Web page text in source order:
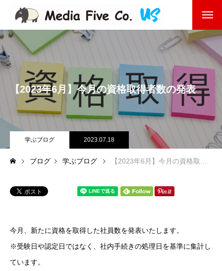
企業を知る About
企業理念
代表挨拶
会社沿革
会社概要
東京オフィス
福岡オフィス
SI事業
【2023年6月】今月の資格取得者数の発表
学ぶブログ 2023.07.18
ブログ 学ぶブログ 【2023年6月】今月の資格取得者数の発表
今月、新たに資格を取得した社員数を発表いたします。
※受験日や認定日ではなく、社内手続きの処理日を基準に集計し
ています。